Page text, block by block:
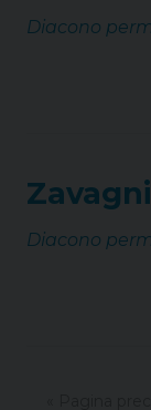
Diacono
Diacono